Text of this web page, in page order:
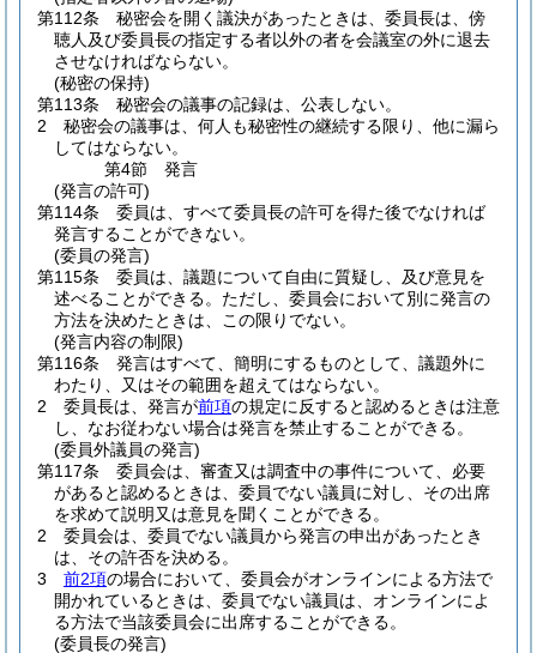
第112条
秘密会を開く議決があったときは、委員長は、傍
聴人及び委員長の指定する者以外の者を会議室の外に退去
させなければならない。
(秘密の保持)
第113条
秘密会の議事の記録は、公表しない。
2
秘密会の議事は、何人も秘密性の継続する限り、他に漏ら
してはならない。
第4節
発言
(発言の許可)
第114条
委員は、すべて委員長の許可を得た後でなければ
発言することができない。
(委員の発言)
第115条
委員は、議題について自由に質疑し、及び意見を
述べることができる。 ただし、委員会において別に発言の
方法を決めたときは、この限りでない。
(発言内容の制限)
第116条
発言はすべて、簡明にするものとして、議題外に
わたり、又はその範囲を超えてはならない。
2
委員長は、発言が前項の規定に反すると認めるときは注意
し、なお従わない場合は発言を禁止することができる。
(委員外議員の発言)
第117条
委員会は、審査又は調査中の事件について、必要
があると認めるときは、委員でない議員に対し、その出席
を求めて説明又は意見を聞くことができる。
2
委員会は、委員でない議員から発言の申出があったとき
は、その許否を決める。
3
前2項の場合において、委員会がオンラインによる方法で
開かれているときは、委員でない議員は、オンラインによ
る方法で当該委員会に出席することができる。
(委員長の発言)